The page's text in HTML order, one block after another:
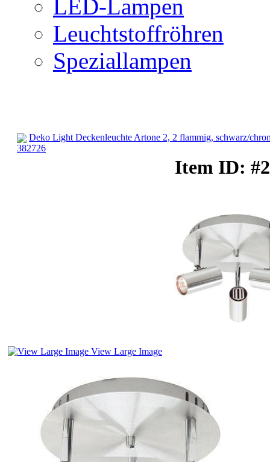
LED-Lampen
Leuchtstoffröhren
Speziallampen
Deko Light Deckenleuchte Artone 2, 2 flammig, schwarz/
382726
Item ID:
View Large Image